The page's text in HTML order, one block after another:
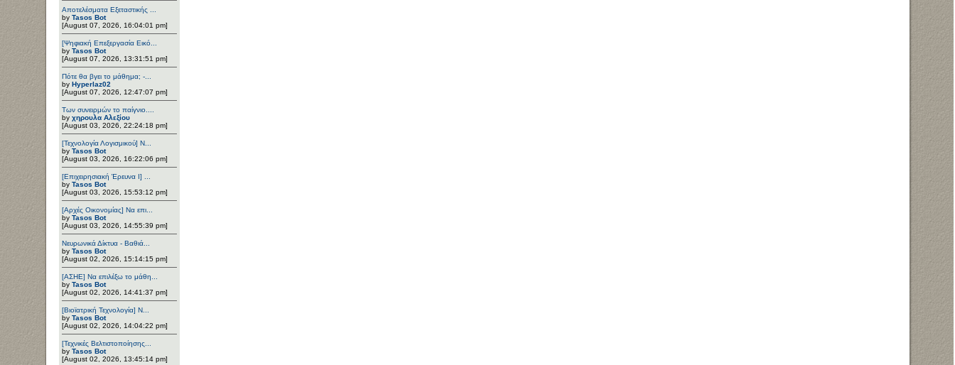
Αποτελέσματα Εξεταστικής ...
by Tasos Bot
[August 07, 2026, 16:04:01 pm]
[Ψηφιακή Επεξεργασία Εικό...
by Tasos Bot
[August 07, 2026, 13:31:51 pm]
Πότε θα βγει το μάθημα; -...
by Hyperlaz02
[August 07, 2026, 12:47:07 pm]
Των συνειρμών το παίγνιο....
by χηρουλα Αλεξίου
[August 03, 2026, 22:24:18 pm]
[Τεχνολογία Λογισμικού] Ν...
by Tasos Bot
[August 03, 2026, 16:22:06 pm]
[Επιχειρησιακή Έρευνα Ι] ...
by Tasos Bot
[August 03, 2026, 15:53:12 pm]
[Αρχές Οικονομίας] Να επι...
by Tasos Bot
[August 03, 2026, 14:55:39 pm]
Νευρωνικά Δίκτυα - Βαθιά...
by Tasos Bot
[August 02, 2026, 15:14:15 pm]
[ΑΣΗΕ] Να επιλέξω το μάθη...
by Tasos Bot
[August 02, 2026, 14:41:37 pm]
[Βιοϊατρική Τεχνολογία] Ν...
by Tasos Bot
[August 02, 2026, 14:04:22 pm]
[Τεχνικές Βελτιστοποίησης...
by Tasos Bot
[August 02, 2026, 13:45:14 pm]